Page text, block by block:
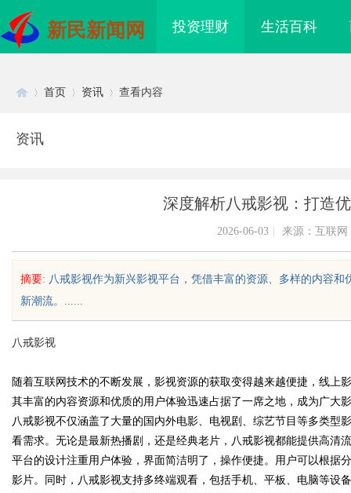
新民新闻网 投资理财 生活百科
uz
首页 资讯 查看内容
资讯
深度解析八戒影视：打造
2026-06-03 来源：互联网
摘要: 八戒影视作为新兴影视平台，凭借丰富的资源、多样的内容
新潮流。......
八戒影视
随着互联网技术的不断发展，影视资源的获取变得越来越便捷，线上
其丰富的内容资源和优质的用户体验迅速占据了一席之地，成为广大
八戒影视不仅涵盖了大量的国内外电影、电视剧、综艺节目等多类型
看需求。无论是最新热播剧，还是经典老片，八戒影视都能提供高清
平台的设计注重用户体验，界面简洁明了，操作便捷。用户可以根据
影片。同时，八戒影视支持多终端观看，包括手机、平板、电脑等设
视娱乐新时代的先
版回本关键因素与高潜力车型介